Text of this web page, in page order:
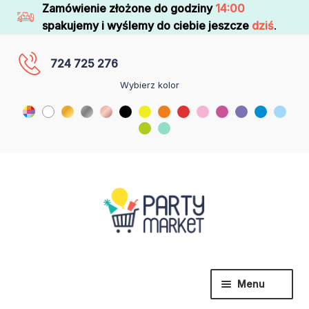
Zamówienie złożone do godziny 14:00
spakujemy i wyślemy do ciebie jeszcze dziś.
724 725 276
Wybierz kolor
Menu